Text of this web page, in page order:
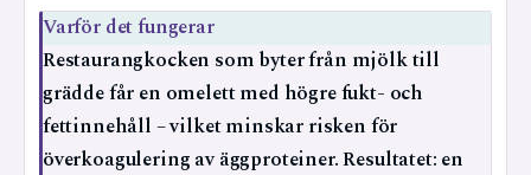
Varför det fungerar
Restaurangkocken som byter från mjölk till
grädde får en omelett med högre fukt- och
fettinnehåll – vilket minskar risken för
överkoagulering av äggproteiner. Resultatet: en